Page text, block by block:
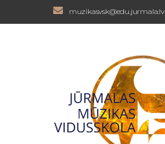
muzikasvsk@edu.jurmala.lv